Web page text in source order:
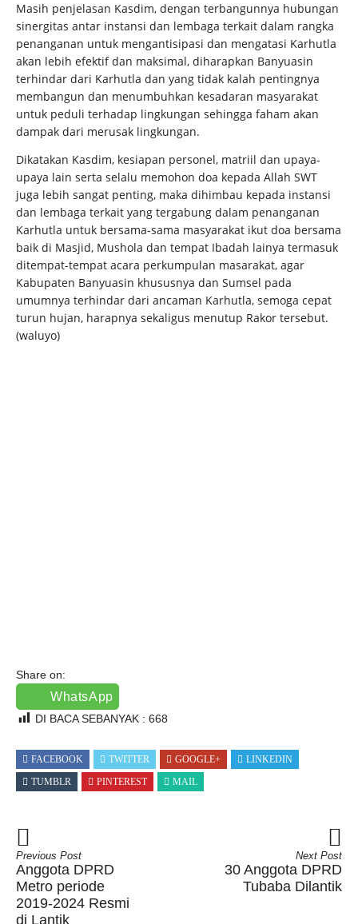
Masih penjelasan Kasdim, dengan terbangunnya hubungan
sinergitas antar instansi dan lembaga terkait dalam rangka
penanganan untuk mengantisipasi dan mengatasi Karhutla
akan lebih efektif dan maksimal, diharapkan Banyuasin
terhindar dari Karhutla dan yang tidak kalah pentingnya
membangun dan menumbuhkan kesadaran masyarakat
untuk peduli terhadap lingkungan sehingga faham akan
dampak dari merusak lingkungan.
Dikatakan Kasdim, kesiapan personel, matriil dan upaya-
upaya lain serta selalu memohon doa kepada Allah SWT
juga lebih sangat penting, maka dihimbau kepada instansi
dan lembaga terkait yang tergabung dalam penanganan
Karhutla untuk bersama-sama masyarakat ikut doa bersama
baik di Masjid, Mushola dan tempat Ibadah lainya termasuk
ditempat-tempat acara perkumpulan masarakat, agar
Kabupaten Banyuasin khususnya dan Sumsel pada
umumnya terhindar dari ancaman Karhutla, semoga cepat
turun hujan, harapnya sekaligus menutup Rakor tersebut.
(waluyo)
Share on:
WhatsApp
DI BACA SEBANYAK : 668
FACEBOOK TWITTER GOOGLE+
LINKEDIN
TUMBLR
PINTEREST MAIL
Previous Post
Anggota DPRD
Metro periode
2019-2024 Resmi
di Lantik
Next Post
30 Anggota DPRD
Tubaba Dilantik